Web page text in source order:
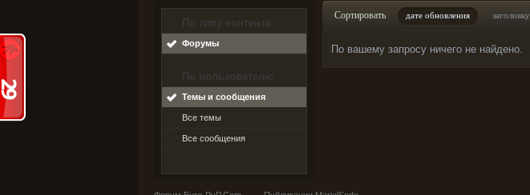
По типу контента
Форумы
По пользователю
Темы и сообщения
Все темы
Все сообщения
Сортировать дате обновления заголовку
По вашему запросу ничего не найдено.